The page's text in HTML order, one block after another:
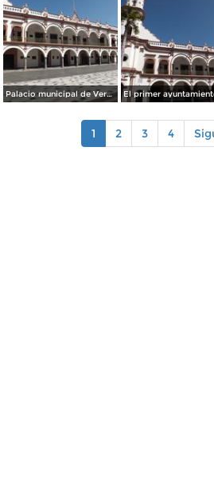
Palacio municipal de Veracruz. Enero/2013
1 2 3 4